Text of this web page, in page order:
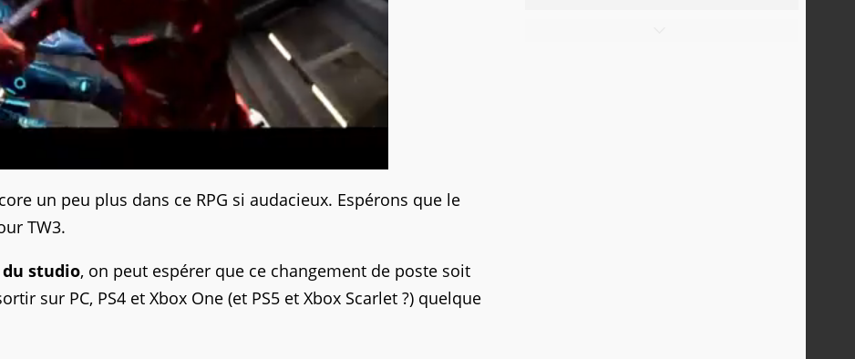
un peu plus dans ce RPG si audacieux. Espérons que le
TW3.
du studio, on peut espérer que ce changement de poste soit
sur PC, PS4 et Xbox One (et PS5 et Xbox Scarlet ?) quelque